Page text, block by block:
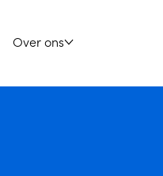
Over ons